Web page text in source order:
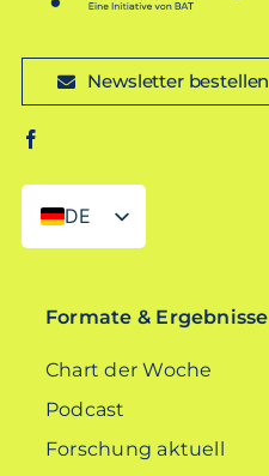
Newsletter bestellen
DE
EN
Formate & Ergebnisse
Chart der Woche
Podcast
Forschung aktuell